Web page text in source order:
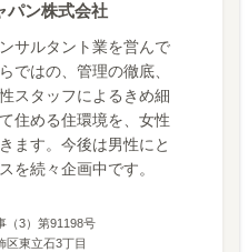
パン株式会社
サルタント業を営んで
ではの、管理の徹底、
スタッフによるきめ細
住める住環境を、女性
ます。今後は男性にと
を続々企画中です。
（3）第91198号
区東立石3丁目